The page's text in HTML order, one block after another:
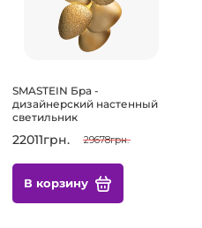
SMASTEIN Бра -
дизайнерский настенный
светильник
22011грн. 29678грн.
В корзину